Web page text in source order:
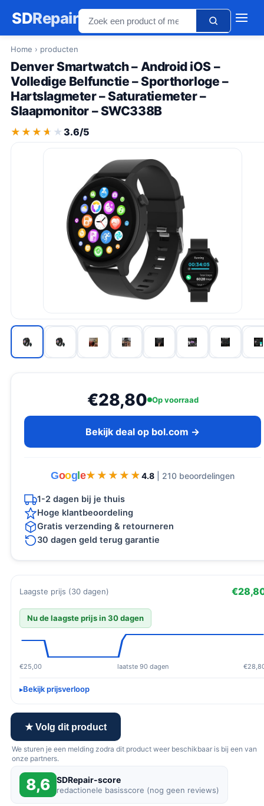
SDRepair
Home › producten
Denver Smartwatch – Android iOS –
Volledige Belfunctie – Sporthorloge –
Hartslagmeter – Saturatiemeter –
Slaapmonitor – SWC338B
★★★★★
★★★★★ 3.6/5
€28,80 Op voorraad
Bekijk deal op bol.com →
Goog e★★★★★
★★★★★ 4.8 | 210 beoordelingen
1-2 dagen bij je thuis
Hoge klantbeoordeling
Gratis verzending & retourneren
30 dagen geld terug garantie
Laagste prijs (30 dagen)
Nu de laagste prijs in 30 dagen
€25,00 laatste 90 dagen
Bekijk prijsverloop
★ Volg dit product
We sturen je een melding zodra dit product weer beschikbaar is bij een van
onze partners.
8,6 SDRepair-score
redactionele basisscore (nog geen reviews)